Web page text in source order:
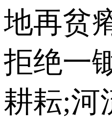
地再贫
拒绝一
耕耘;河